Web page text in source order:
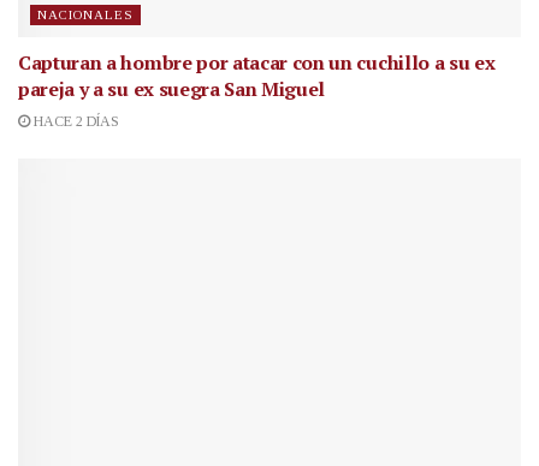
NACIONALES
Capturan a hombre por atacar con un cuchillo a su ex
pareja y a su ex suegra San Miguel
HACE 2 DÍAS